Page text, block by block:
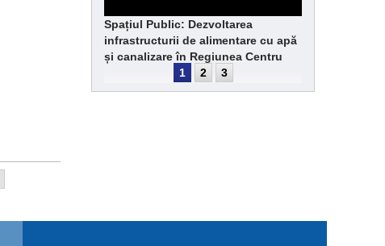
Spațiul Public: Dezvoltarea
infrastructurii de alimentare cu apă
și canalizare în Regiunea Centru
1
2 3